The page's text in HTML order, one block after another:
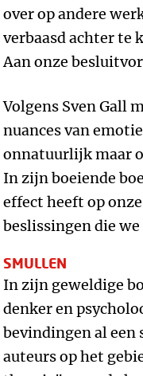
over op andere
verbaasd achter te
Aan onze
Volgens Sven Gall
nuances van
onnatuurlijk maar
In zijn boeiende
effect heeft op
beslissingen die
SMULLEN
In zijn geweldige
denker en
bevindingen al een
auteurs op het